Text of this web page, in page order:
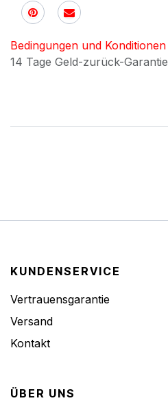
Bedingungen und Konditionen
14 Tage Geld-zurück-Garantie
KUNDENSERVICE
Vertrauensgarantie
Versand
Kontakt
ÜBER UNS